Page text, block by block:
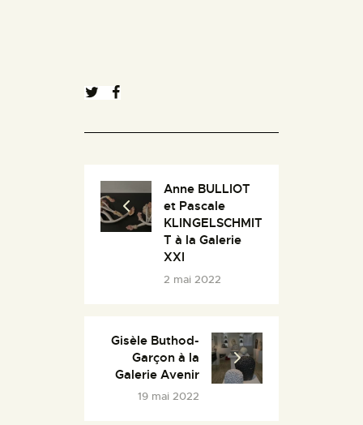
Anne BULLIOT
et Pascale
KLINGELSCHMIT
T à la Galerie
XXI
2 mai 2022
Gisèle Buthod-
Garçon à la
Galerie Avenir
19 mai 2022